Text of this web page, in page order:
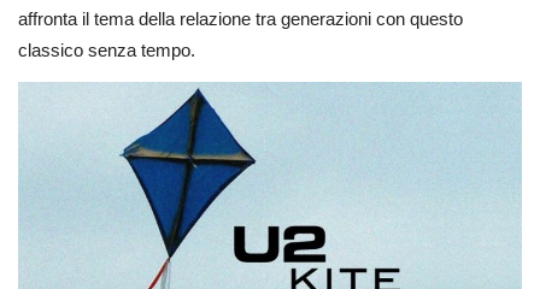
affronta il tema della relazione tra generazioni con questo
classico senza tempo.